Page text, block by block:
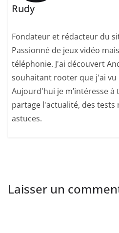
Rudy
Fondateur et rédacteur du
Passionné de jeux vidéo
téléphonie. J'ai découvert
souhaitant rooter que j'ai vu
Aujourd'hui je m’intéresse
partage l'actualité, des tests
astuces.
Laisser un